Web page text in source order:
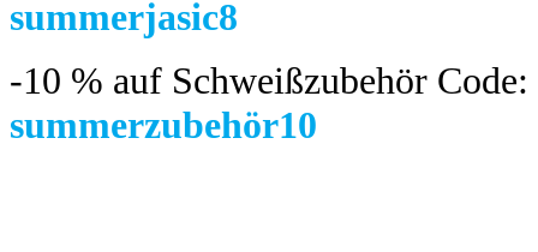
summerjasic8
-10 % auf Schweißzubehör Code:
summerzubehör10